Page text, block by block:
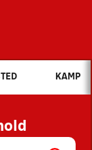
du søge efter?
NYHEDER
OG
KAMP